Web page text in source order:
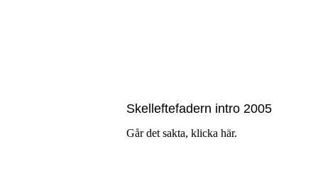
Skelleftefadern intro 2005
Går det sakta, klicka här.